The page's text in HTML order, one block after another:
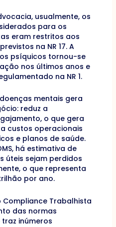
usualmente, os
para os
eram restritos aos
na NR 17. A
psíquicos tornou-se
nos últimos anos e
na NR 1.
mentais gera
reduz a
o que gera
custos operacionais
e planos de saúde.
há estimativa de
úteis sejam perdidos
o que representa
por ano.
Trabalhista
das normas
inúmeros